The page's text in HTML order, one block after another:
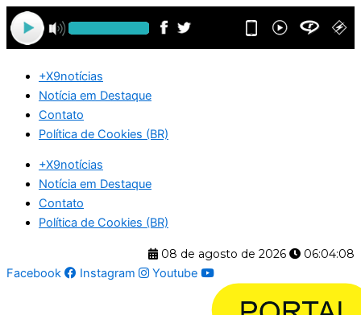
Ir
para
o
+X9notícias
Notícia em Destaque
Contato
Política de Cookies (BR)
+X9notícias
Notícia em Destaque
Contato
Política de Cookies (BR)
08 de agosto de 2026
06:04:09
Facebook
Instagram Youtube